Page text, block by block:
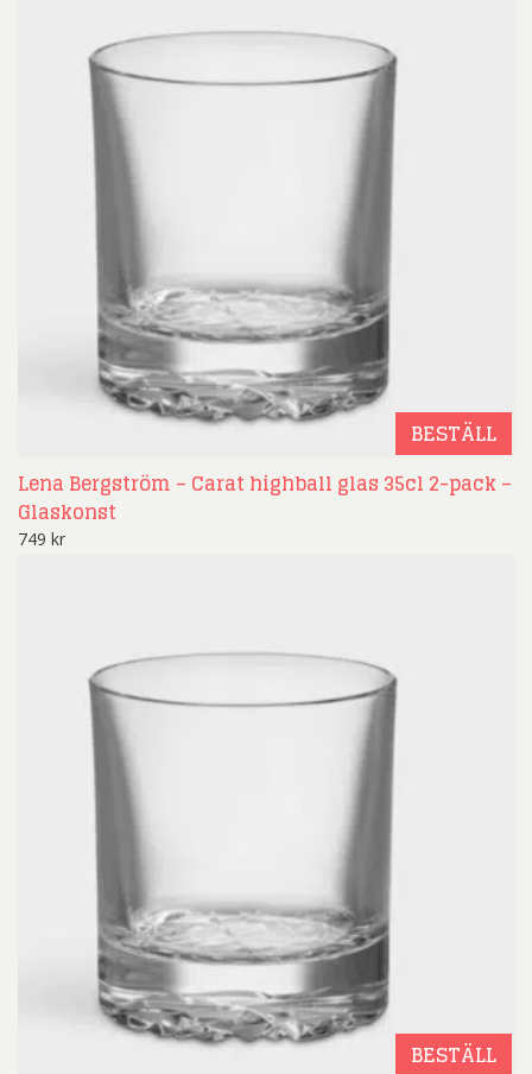
BESTÄLL
Lena Bergström – Carat highball glas 35cl 2-pack –
Glaskonst
749 kr
BESTÄLL